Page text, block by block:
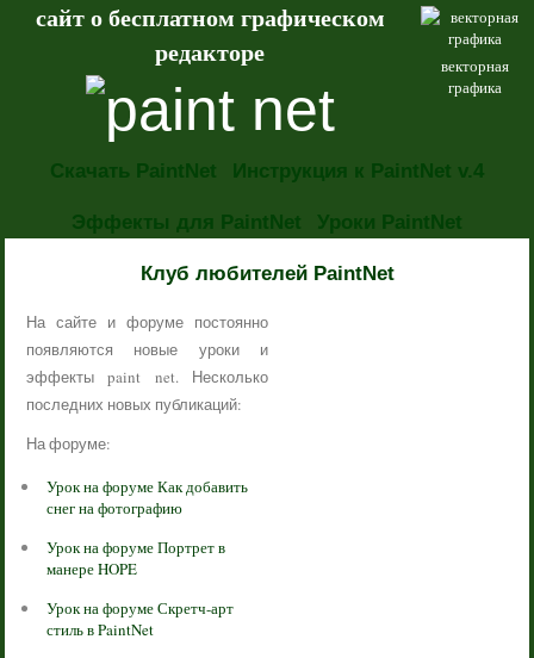
векторная
графика
сайт о бесплатном графическом
редакторе
Скачать PaintNet Инструкция к PaintNet v.4
Эффекты для PaintNet Уроки PaintNet
Клуб любителей PaintNet
На сайте и форуме постоянно
появляются новые уроки и
эффекты paint net. Несколько
последних новых публикаций:
На форуме:
Урок на форуме Как добавить
снег на фотографию
Урок на форуме Портрет в
манере HOPE
Урок на форуме Скретч-арт
стиль в PaintNet